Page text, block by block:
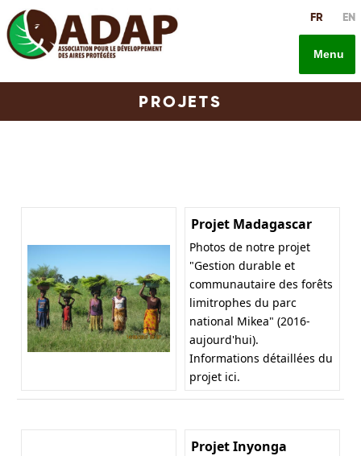
Aller
au
contenu
FR EN
Menu
PROJETS
Projet Madagascar
Photos de notre projet
"Gestion durable et
communautaire des forêts
limitrophes du parc
national Mikea" (2016-
aujourd'hui).
Informations détaillées du
projet ici.
Projet Inyonga